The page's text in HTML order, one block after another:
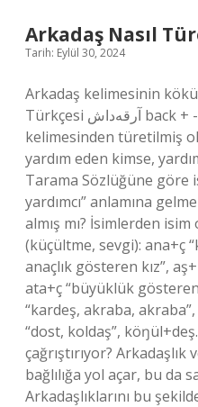
Arkadaş Nasıl
Tarih: Eylül 30, 2024
Arkadaş kelimesinin
Türkçesi آرقه‌داش back + -stone, back, back
kelimesinden türetilmiş
yardım eden kimse,
Tarama Sözlüğüne göre
yardımcı” anlamına
almış mı? İsimlerden
(küçültme, sevgi): ana+ç
anaçlık gösteren kız”,
ata+ç “büyüklük
“kardeş, akraba,
“dost, koldaş”,
çağrıştırıyor? Arkadaşlık
bağlılığa yol açar, bu da
Arkadaşlıklarını bu